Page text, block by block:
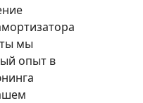
мы
опыт в